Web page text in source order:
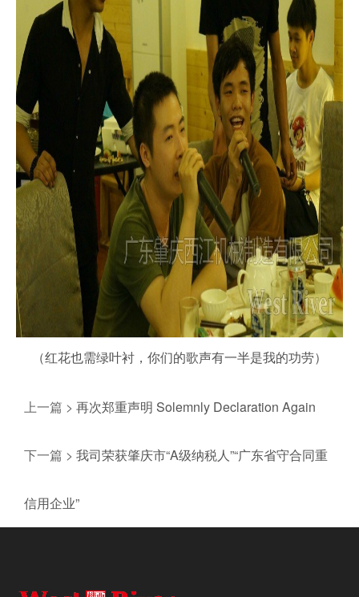
（红花也需绿叶衬，你们的歌声有一半是我的功劳）
上一篇 > 再次郑重声明 Solemnly Declaration Again
下一篇 > 我司荣获肇庆市“A级纳税人”“广东省守合同重
信用企业”